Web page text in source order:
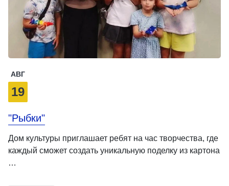
АВГ
19
"Рыбки"
Дом культуры приглашает ребят на час творчества, где
каждый сможет создать уникальную поделку из картона
…